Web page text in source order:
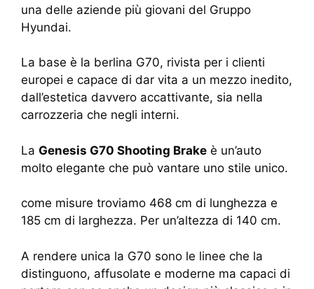
una delle aziende più giovani del Gruppo
Hyundai.
La base è la berlina G70, rivista per i clienti
europei e capace di dar vita a un mezzo inedito,
dall’estetica davvero accattivante, sia nella
carrozzeria che negli interni.
La Genesis G70 Shooting Brake è un’auto
molto elegante che può vantare uno stile unico.
come misure troviamo 468 cm di lunghezza e
185 cm di larghezza. Per un’altezza di 140 cm.
A rendere unica la G70 sono le linee che la
distinguono, affusolate e moderne ma capaci di